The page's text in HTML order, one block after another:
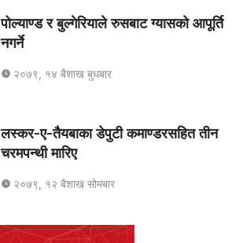
पोल्याण्ड र बुल्गेरियाले रुसबाट ग्यासको आपूर्ति
नगर्ने
२०७९, १४ बैशाख बुधबार
लस्कर-ए-तैयबाका डेपुटी कमाण्डरसहित तीन
चरमपन्थी मारिए
२०७९, १२ बैशाख सोमबार